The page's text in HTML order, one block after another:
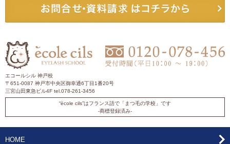
エコールシル 神戸校
〒651-0087 神戸市中央区御幸通6丁目1番20号
三宮山田東急ビル4F tel.078-261-3456
“ècole cils”はフランス語で「まつ毛の学校」です
-商標登録済み-
HOME